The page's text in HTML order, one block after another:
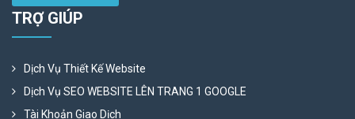
TRỢ GIÚP
Dịch Vụ Thiết Kế Website
Dịch Vụ SEO WEBSITE LÊN TRANG 1 GOOGLE
Tài Khoản Giao Dịch